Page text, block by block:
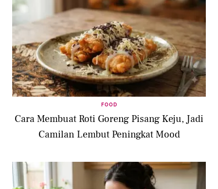
FOOD
Cara Membuat Roti Goreng Pisang Keju, Jadi
Camilan Lembut Peningkat Mood